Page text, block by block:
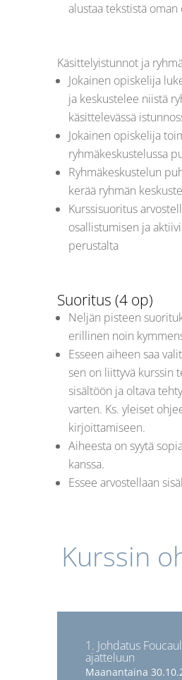
alustaa tekstistä oman
Käsittelyistunnot ja
Jokainen opiskelija
ja keskustelee niistä
käsittelevässä
Jokainen opiskelija
ryhmäkeskustelussa
Ryhmäkeskustelun
kerää ryhmän
Kurssisuoritus
osallistumisen ja
perustalta
Suoritus (4 op)
Neljän pisteen
erillinen noin
Esseen aiheen saa
sen on liittyvä kurssin
sisältöön ja oltava
varten. Ks. yleiset
kirjoittamiseen.
Aiheesta on syytä
kanssa.
Essee arvostellaan
Kurssin
1. Johdatus
ajatteluun
Maanantaina